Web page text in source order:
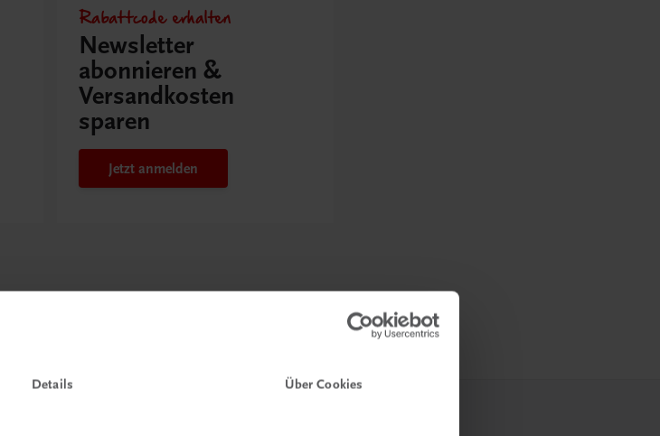
Details Über Cookies
Rabattcode erhalten
Newsletter
abonnieren &
Versandkosten
sparen
Jetzt anmelden